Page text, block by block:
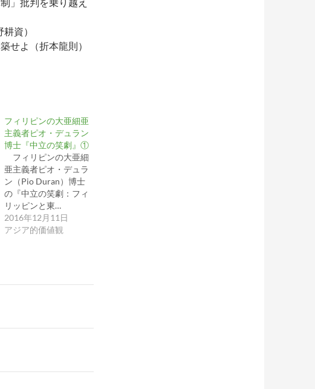
資）
せよ（折本龍則）
フィリピンの大亜細亜
主義者ピオ・デュラン
博士『中立の笑劇』①
フィリピンの大亜細
亜主義者ピオ・デュラ
ン（Pio Duran）博士
の『中立の笑劇：フィ
リッピンと東…
2016年12月11日
アジア的価値観